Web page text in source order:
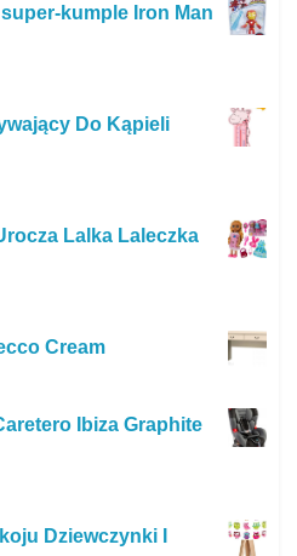
kumple Iron Man
Do Kąpieli
Lalka Laleczka
Cream
Ibiza Graphite
Dziewczynki I